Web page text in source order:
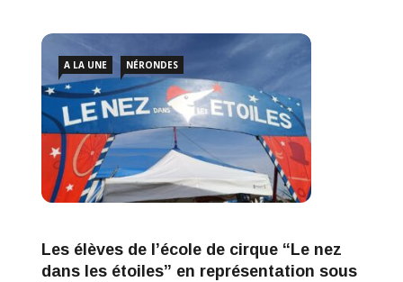
A LA UNE NÉRONDES
Les élèves de l’école de cirque “Le nez
dans les étoiles” en représentation sous